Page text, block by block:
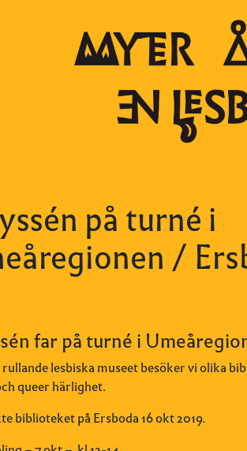
på turné i
/
far på turné i
lesbiska museet besöker vi olika
queer härlighet.
biblioteket påErsboda 16 okt 2019.